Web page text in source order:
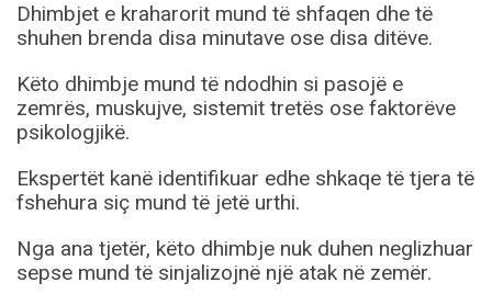
Dhimbjet e kraharorit mund të shfaqen dhe të
shuhen brenda disa minutave ose disa ditëve.
Këto dhimbje mund të ndodhin si pasojë e
zemrës, muskujve, sistemit tretës ose faktorëve
psikologjikë.
Ekspertët kanë identifikuar edhe shkaqe të tjera të
fshehura siç mund të jetë urthi.
Nga ana tjetër, këto dhimbje nuk duhen neglizhuar
sepse mund të sinjalizojnë një atak në zemër.